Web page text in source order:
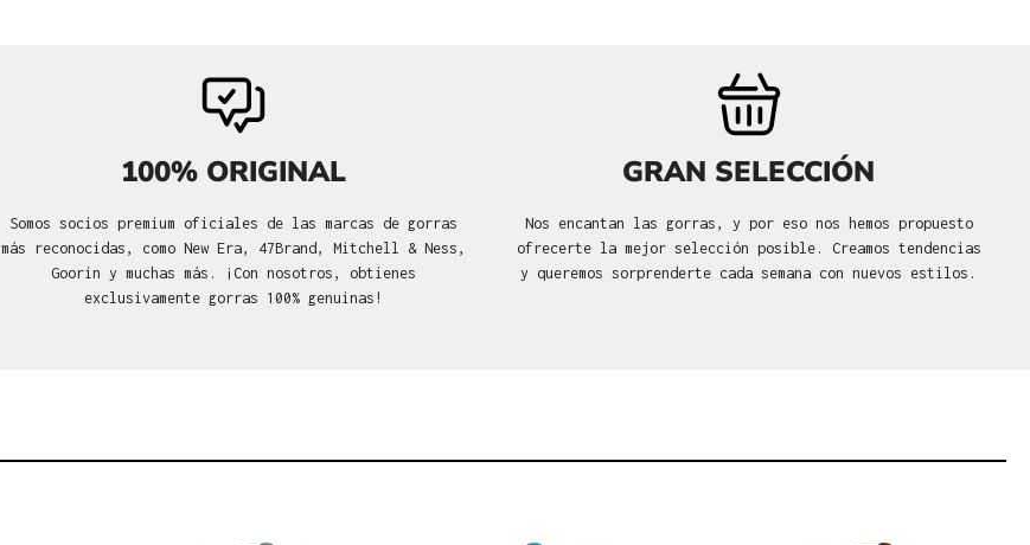
100% ORIGINAL
Somos socios premium oficiales de las marcas de gorras
más reconocidas, como New Era, 47Brand, Mitchell & Ness,
Goorin y muchas más. ¡Con nosotros, obtienes
exclusivamente gorras 100% genuinas!
GRAN SELECCIÓN
Nos encantan las gorras, y por eso nos hemos propuesto
ofrecerte la mejor selección posible. Creamos tendencias
y queremos sorprenderte cada semana con nuevos estilos.